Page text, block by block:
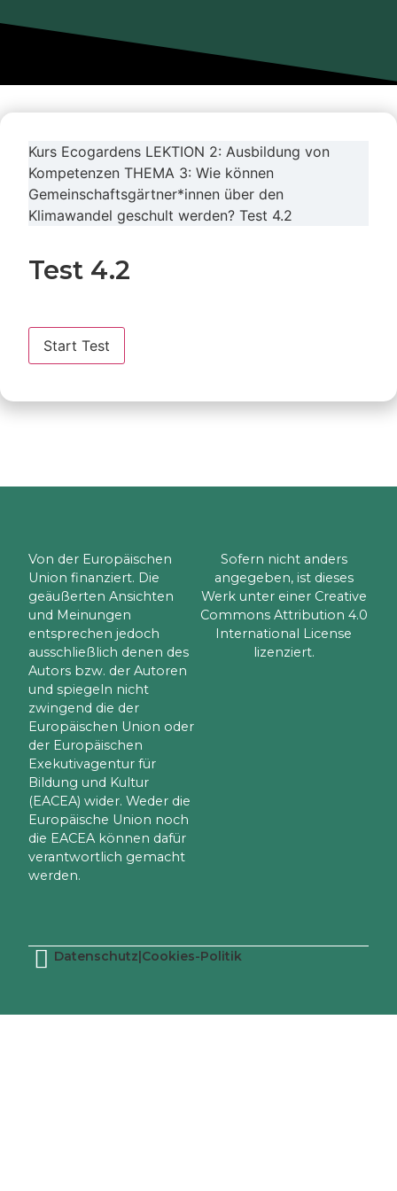
Kurs Ecogardens LEKTION 2: Ausbildung von
Kompetenzen THEMA 3: Wie können
Gemeinschaftsgärtner*innen über den
Klimawandel geschult werden? Test 4.2
Test 4.2
Von der Europäischen
Union finanziert. Die
geäußerten Ansichten
und Meinungen
entsprechen jedoch
ausschließlich denen des
Autors bzw. der Autoren
und spiegeln nicht
zwingend die der
Europäischen Union oder
der Europäischen
Exekutivagentur für
Bildung und Kultur
(EACEA) wider. Weder die
Europäische Union noch
die EACEA können dafür
verantwortlich gemacht
werden.
Sofern nicht anders
angegeben, ist dieses
Werk unter einer Creative
Commons Attribution 4.0
International License
lizenziert.
Datenschutz Cookies-Politik